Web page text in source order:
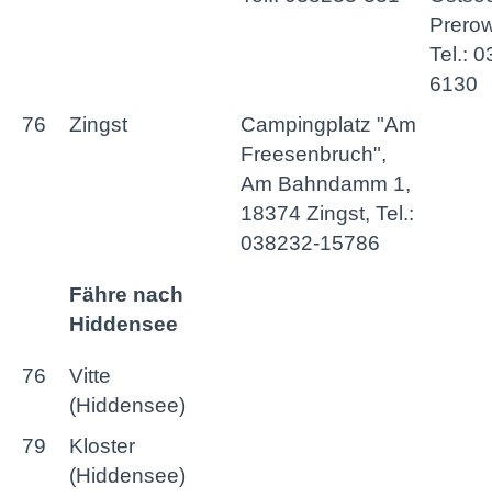
Tel.:
6130
76
Zingst
Campingplatz "Am
Freesenbruch",
Am Bahndamm 1,
18374 Zingst, Tel.:
038232-15786
Fähre nach
Hiddensee
76
Vitte
(Hiddensee)
79
Kloster
(Hiddensee)